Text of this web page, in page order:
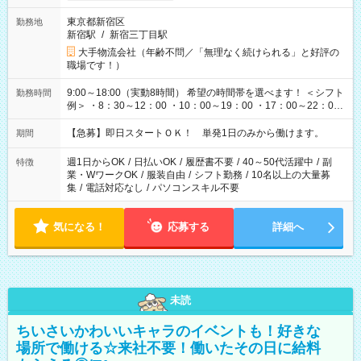
勤務地
東京都新宿区
新宿駅 / 新宿三丁目駅
大手物流会社（年齢不問／「無理なく続けられる」と好評の
職場です！）
勤務時間
9:00～18:00（実動8時間） 希望の時間帯を選べます！ ＜シフト
例＞ ・8：30～12：00 ・10：00～19：00 ・17：00～22：00
・13：00～22：00 ・22：00～翌6：00 など
期間 【急募】即日スタートＯＫ！ 単発1日のみから働けます。
特徴 週1日からOK / 日払いOK / 履歴書不要 / 40～50代活躍中 / 副
業・WワークOK / 服装自由 / シフト勤務 / 10名以上の大量募
集 / 電話対応なし / パソコンスキル不要
気になる！ 応募する 詳細へ
未読
ちいさいかわいいキャラのイベントも！好きな
場所で働ける☆来社不要！働いたその日に給料